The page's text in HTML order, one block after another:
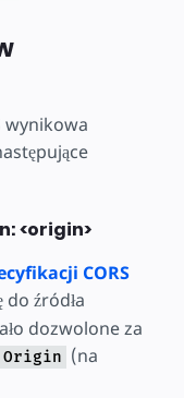
wynikowa
<origin>
CORS
do źródła
dozwolone za
Origin (na